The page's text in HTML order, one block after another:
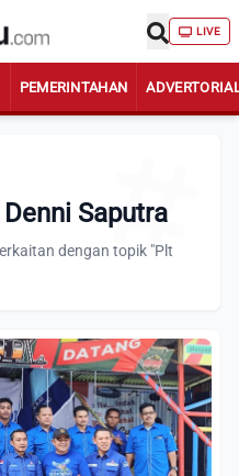
LIVE
PEMERINTAHAN
Saputra
dengan topik "Plt